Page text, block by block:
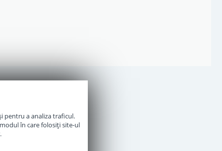
pentru a analiza traficul.
în care folosiți site-ul